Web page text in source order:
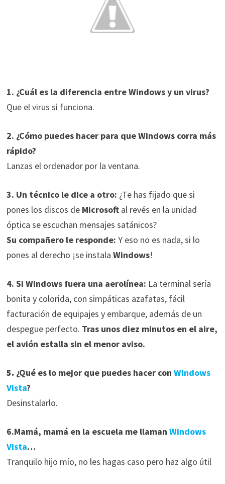
1. ¿Cuál es la diferencia entre Windows y un virus?
Que el virus si funciona.
2. ¿Cómo puedes hacer para que Windows corra más
rápido?
Lanzas el ordenador por la ventana.
3. Un técnico le dice a otro: ¿Te has fijado que si
pones los discos de Microsoft al revés en la unidad
óptica se escuchan mensajes satánicos?
Su compañero le responde: Y eso no es nada, si lo
pones al derecho ¡se instala Windows!
4. Si Windows fuera una aerolínea: La terminal sería
bonita y colorida, con simpáticas azafatas, fácil
facturación de equipajes y embarque, además de un
despegue perfecto. Tras unos diez minutos en el aire,
el avión estalla sin el menor aviso.
5. ¿Qué es lo mejor que puedes hacer con Windows
Vista?
Desinstalarlo.
6.Mamá, mamá en la escuela me llaman Windows
Vista…
Tranquilo hijo mío, no les hagas caso pero haz algo útil